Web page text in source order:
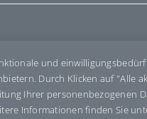
Story, Choose
und
Durch Klicken auf "Alle
Ihrer personenbezogenen
Informationen finden Sie